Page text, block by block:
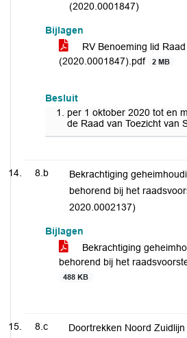
(2020.0001847)
Bijlagen
RV Benoeming lid
(2020.0001847).pdf
2 MB
Besluit
per 1 oktober 2020 tot en
de Raad van Toezicht van
8.b
Bekrachtiging
behorend bij het
2020.0002137)
Bijlagen
Bekrachtiging
behorend bij het
488 KB
8.c
Doortrekken Noord